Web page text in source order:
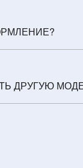
ДРУГУЮ